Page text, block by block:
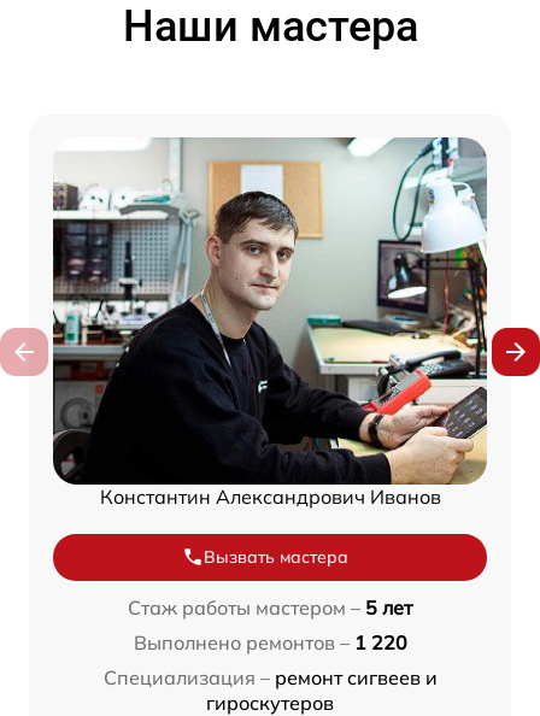
Наши мастера
Константин Александрович Иванов
Вызвать мастера
Стаж работы мастером – 5 лет
Выполнено ремонтов – 1 220
Специализация – ремонт сигвеев и
гироскутеров